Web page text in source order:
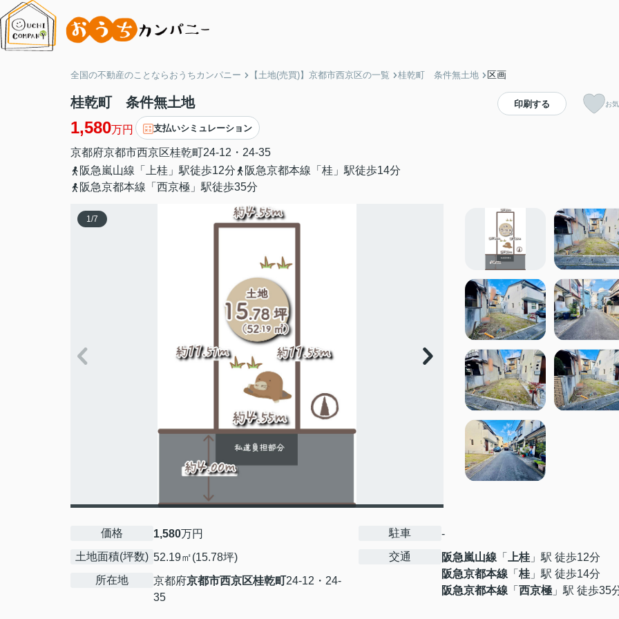
全国の不動産のことならおうちカンパニー 【土地(売買)】京都市西京区の一覧 桂乾町 条件無土地 区画
桂乾町 条件無土地
1,580万円 支払いシミュレーション
京都府京都市西京区桂乾町24-12・24-35
阪急嵐山線「上桂」駅徒歩12分
阪急京都本線「桂」駅徒歩14分
阪急京都本線「西京極」駅徒歩35分
印刷する お
1/7
価格 1,580万円
土地面積(坪数) 52.19㎡(15.78坪)
所在地
京都府京都市西京区桂乾町24-12・24-
35
駐車
-
交通
阪急嵐山線 「 上桂 」駅 徒歩12分
阪急京都本線 「 桂 」駅 徒歩14分
阪急京都本線 「 西京極 」駅 徒歩35